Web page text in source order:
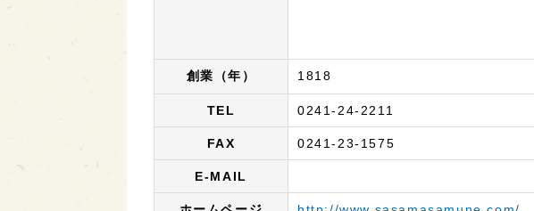
創業（年） 1818
TEL 0241-24-2211
FAX 0241-23-1575
E-MAIL